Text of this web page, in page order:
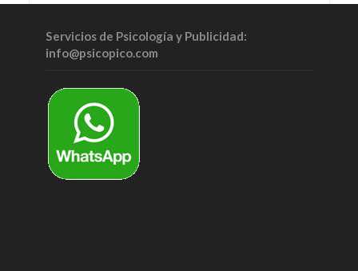
Servicios de Psicología y Publicidad:
info@psicopico.com